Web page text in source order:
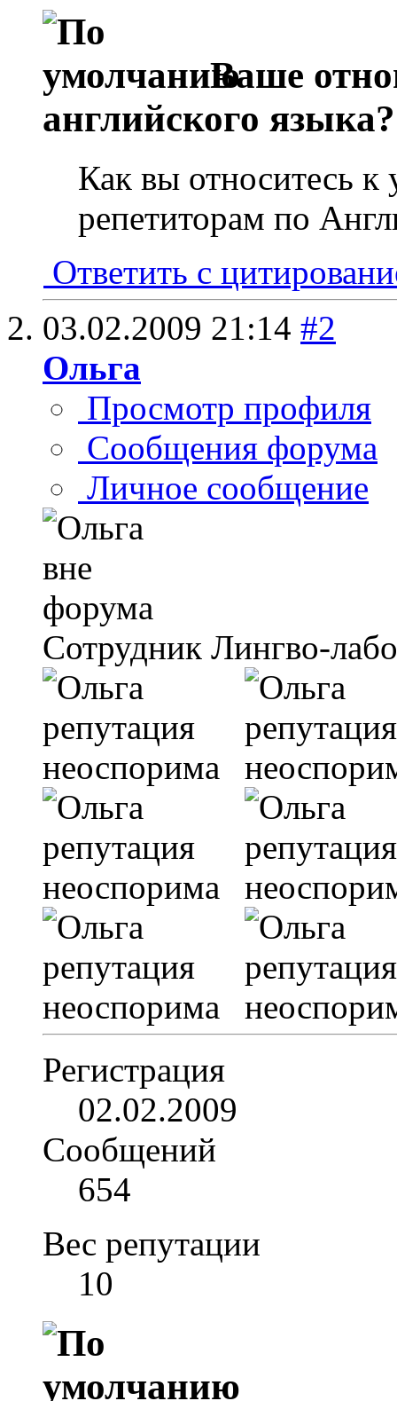
Ваше
английского языка?
Как вы относитесь к
репетиторам по
Ответить с
03.02.2009 21:14 #2
Ольга
Просмотр профиля
Сообщения форума
Личное сообщение
Сотрудник Лингво-
Регистрация
02.02.2009
Сообщений
654
Вес репутации
10